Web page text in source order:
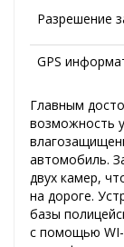
Разрешение
GPS
Главным
возможность
автомобиль.
двух камер,
на дороге.
базы
с помощью